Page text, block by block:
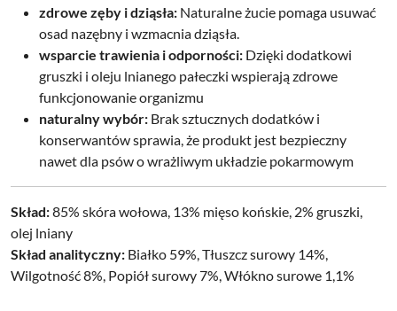
zdrowe zęby i dziąsła: Naturalne żucie pomaga usuwać
osad nazębny i wzmacnia dziąsła.
wsparcie trawienia i odporności: Dzięki dodatkowi
gruszki i oleju lnianego pałeczki wspierają zdrowe
funkcjonowanie organizmu
naturalny wybór: Brak sztucznych dodatków i
konserwantów sprawia, że produkt jest bezpieczny
nawet dla psów o wrażliwym układzie pokarmowym
Skład:85% skóra wołowa, 13% mięso końskie, 2% gruszki,
olej lniany
Skład analityczny: Białko 59%, Tłuszcz surowy 14%,
Wilgotność 8%, Popiół surowy 7%, Włókno surowe 1,1%